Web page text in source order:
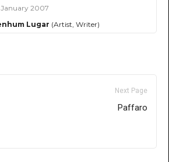
January 2007
Lugar (Artist, Writer)
Next Page
Paffaro